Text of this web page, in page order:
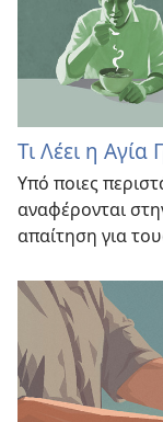
Τι Λέει η
Υπό ποιες
αναφέρονται
απαίτηση για